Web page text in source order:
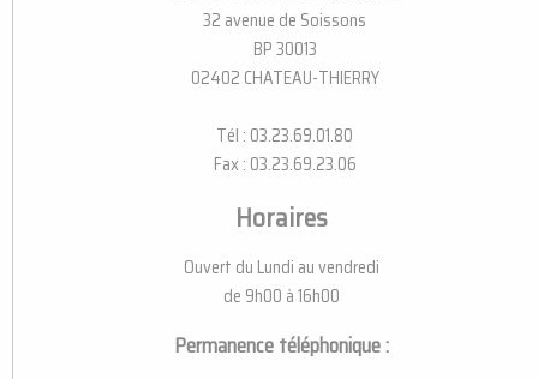
32 avenue de Soissons
BP 30013
02402 CHATEAU-THIERRY
Tél : 03.23.69.01.80
Fax : 03.23.69.23.06
Horaires
Ouvert du Lundi au vendredi
de 9h00 à 16h00
Permanence téléphonique :